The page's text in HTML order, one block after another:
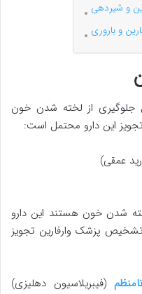
و شیردهی
و باروری
جلوگیری از لخته شدن خون
این دارو محتمل است:
عمقی)
شدن خون هستند این دارو
تشخیص پزشک وارفارین تجویز
(فیبریلاسیون دهلیزی)